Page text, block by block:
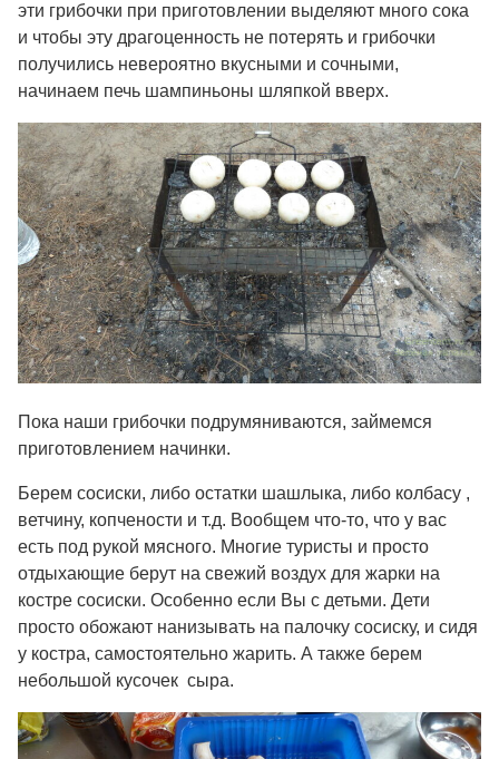
эти грибочки при приготовлении выделяют много сока
и чтобы эту драгоценность не потерять и грибочки
получились невероятно вкусными и сочными,
начинаем печь шампиньоны шляпкой вверх.
Пока наши грибочки подрумяниваются, займемся
приготовлением начинки.
Берем сосиски, либо остатки шашлыка, либо колбасу ,
ветчину, копчености и т.д. Вообщем что-то, что у вас
есть под рукой мясного. Многие туристы и просто
отдыхающие берут на свежий воздух для жарки на
костре сосиски. Особенно если Вы с детьми. Дети
просто обожают нанизывать на палочку сосиску, и сидя
у костра, самостоятельно жарить. А также берем
небольшой кусочек сыра.